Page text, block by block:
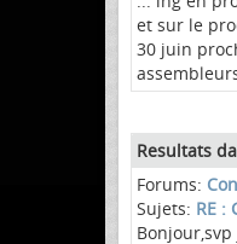
et sur le
30 juin
Resultats
Forums:
Sujets: RE :